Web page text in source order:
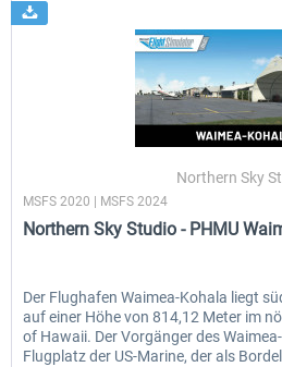
Northern Sky
MSFS 2020 | MSFS 2024
Northern Sky Studio - PHMU
Der Flughafen Waimea-Kohala liegt
auf einer Höhe von 814,12 Meter im
of Hawaii. Der Vorgänger des
Flugplatz der US-Marine, der als